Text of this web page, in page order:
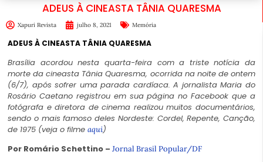
ADEUS À CINEASTA TÂNIA QUARESMA
Xapuri Revista julho 8, 2021 Memória
ADEUS À CINEASTA TÂNIA QUARESMA
Brasília acordou nesta quarta-feira com a triste notícia da
morte da cineasta Tânia Quaresma, ocorrida na noite de ontem
(6/7), após sofrer uma parada cardíaca. A jornalista Maria do
Rosário Caetano registrou em sua página no Facebook que a
fotógrafa e diretora de cinema realizou muitos documentários,
sendo o mais famoso deles Nordeste: Cordel, Repente, Canção,
de 1975 (veja o filme aqui)
Por Romário Schettino – Jornal Brasil Popular/DF